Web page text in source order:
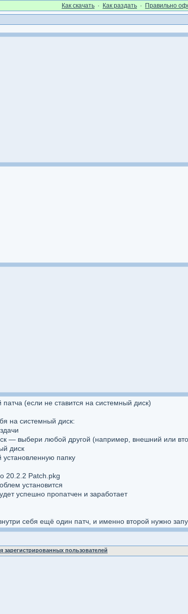
Как cкачать · Как раздать · Правильно
(если не ставится на системный диск)
на системный диск:
— выбери любой другой (например, внешний или
диск
установленную папку
20.2.2 Patch.pkg
установится
успешно пропатчен и заработает
себя ещё один патч, и именно второй нужно
зарегистрированных пользователей